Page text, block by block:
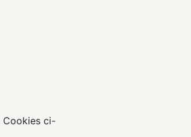
Cookies ci-